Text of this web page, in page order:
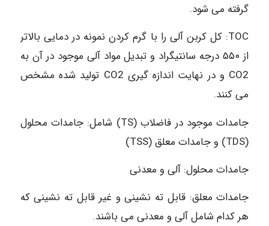
گرفته می شود.
TOC: کل کربن آلی را با گرم کردن نمونه در دمایی بالاتر
از ۵۵۰ درجه سانتیگراد و تبدیل مواد آلی موجود در آن به
CO2 و در نهایت اندازه گیری CO2 تولید شده مشخص
می کنند.
جامدات موجود در فاضلاب (TS) شامل: جامدات محلول
(TDS) و جامدات معلق (TSS)
جامدات محلول: آلی و معدنی
جامدات معلق: قابل ته نشینی و غیر قابل ته نشینی که
هر کدام شامل آلی و معدنی می باشند.